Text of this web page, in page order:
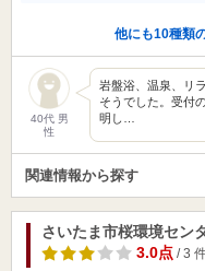
他にも10種類
40代 男
性
岩盤浴、温泉、リ
そうでした。受付
明し…
関連情報から探す
さいたま市桜環境セン
3.0点/ 3